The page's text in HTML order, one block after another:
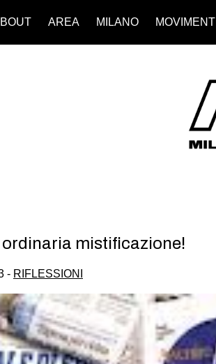
AREA MILANO MOVIMENTI
mistificazione!
- RIFLESSIONI